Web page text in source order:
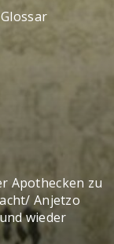
Glossar
Apothecken zu
Anjetzo
wieder